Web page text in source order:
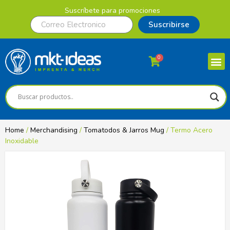
Suscríbete para promociones
Suscribirse
0
Home / Merchandising / Tomatodos & Jarros Mug / Termo Acero
Inoxidable